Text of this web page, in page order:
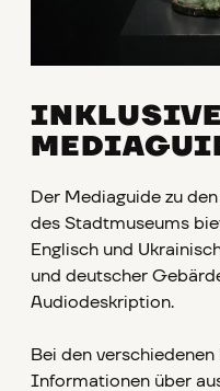
Der Mediaguide zu
des Stadtmuseums
Englisch und
und deutscher
Audiodeskription.
Bei den
Informationen über